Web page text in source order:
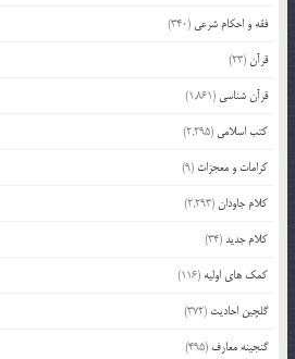
فقه و احکام شرعی (340)
قرآن(23)
قرآن شناسی (1,861)
کتب اسلامی (2,295)
کرامات و معجزات (9)
کلام جاودان(2,293)
کلام جدید(34)
کمک های اولیه (116)
گلچین احادیث (372)
گنجینه معارف (495)